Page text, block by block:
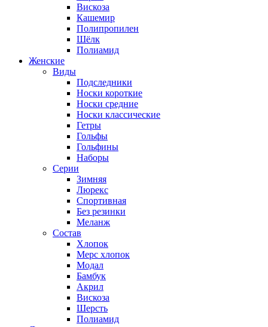
Вискоза
Кашемир
Полипропилен
Шёлк
Полиамид
Женские
Виды
Подследники
Носки короткие
Носки средние
Носки классические
Гетры
Гольфы
Гольфины
Наборы
Серии
Зимняя
Люрекс
Спортивная
Без резинки
Меланж
Состав
Хлопок
Мерс хлопок
Модал
Бамбук
Акрил
Вискоза
Шерсть
Полиамид